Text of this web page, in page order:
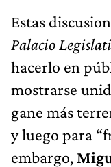
Estas
Palacio
hacerlo en
mostrarse
gane más
y luego para
embargo,